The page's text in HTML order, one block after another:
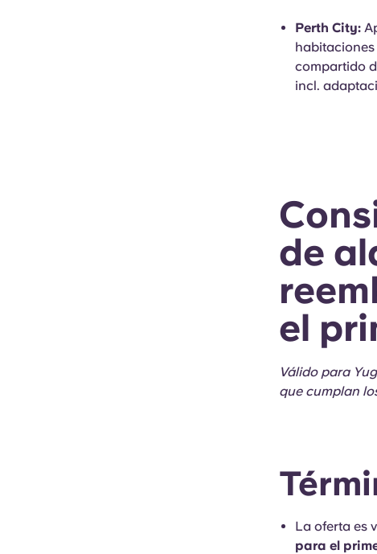
Perth City:
compartido
incl.
de
el
Válido para
que cumplan
La oferta es
para el